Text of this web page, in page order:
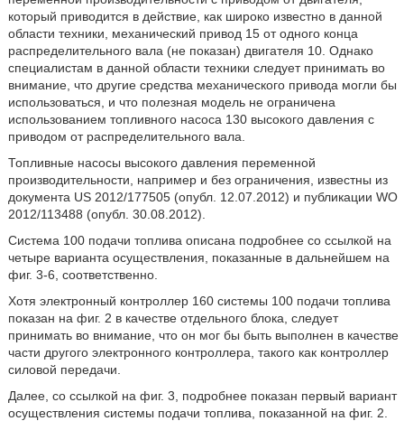
который приводится в действие, как широко известно в данной
области техники, механический привод 15 от одного конца
распределительного вала (не показан) двигателя 10. Однако
специалистам в данной области техники следует принимать во
внимание, что другие средства механического привода могли бы
использоваться, и что полезная модель не ограничена
использованием топливного насоса 130 высокого давления с
приводом от распределительного вала.
Топливные насосы высокого давления переменной
производительности, например и без ограничения, известны из
документа US 2012/177505 (опубл. 12.07.2012) и публикации WO
2012/113488 (опубл. 30.08.2012).
Система 100 подачи топлива описана подробнее со ссылкой на
четыре варианта осуществления, показанные в дальнейшем на
фиг. 3-6, соответственно.
Хотя электронный контроллер 160 системы 100 подачи топлива
показан на фиг. 2 в качестве отдельного блока, следует
принимать во внимание, что он мог бы быть выполнен в качестве
части другого электронного контроллера, такого как контроллер
силовой передачи.
Далее, со ссылкой на фиг. 3, подробнее показан первый вариант
осуществления системы подачи топлива, показанной на фиг. 2.